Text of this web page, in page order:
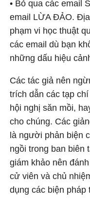
• Bỏ qua các email
email LỪA ĐẢO.
phạm vi học thuật
các email dù bạn
những dấu hiệu
Các tác giả nên
trích dẫn các tạp
hội nghị săn mồi,
cho chúng. Các
là người phản biện
ngồi trong ban biên
giám khảo nên
cử viên và chủ
dụng các biện pháp